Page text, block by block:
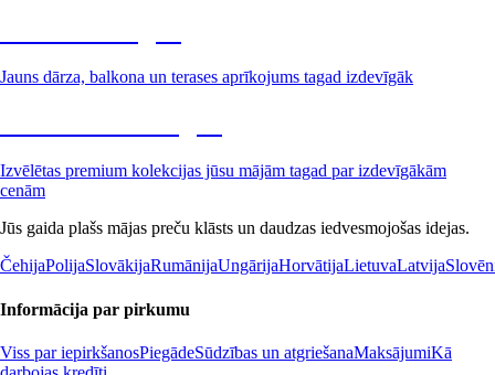
Jauns dārza, balkona un terases aprīkojums tagad izdevīgāk
Izvēlētas premium kolekcijas jūsu mājām tagad par izdevīgākām
cenām
Jūs gaida plašs mājas preču klāsts un daudzas iedvesmojošas idejas.
ČehijaPolijaSlovākijaRumānijaUngārijaHorvātijaLietuvaLatvija
Informācija par pirkumu
Viss par iepirkšanosPiegādeSūdzības un atgriešanaMaksājumiKā